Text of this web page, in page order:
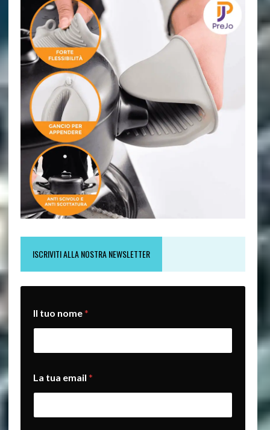
ISCRIVITI ALLA NOSTRA NEWSLETTER
Il tuo nome*
u
a
m
La tua email *